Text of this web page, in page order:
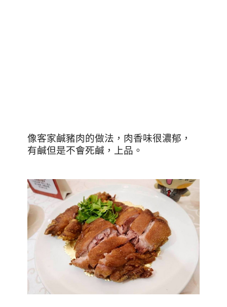
像客家鹹豬肉的做法，肉香味很濃郁，
有鹹但是不會死鹹，上品。